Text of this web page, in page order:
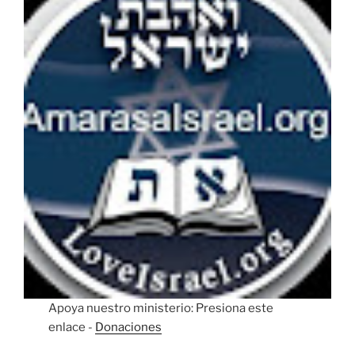
Apoya nuestro ministerio: Presiona este
enlace - Donaciones